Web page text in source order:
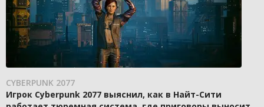
CYBERPUNK 2077
Игрок Cyberpunk 2077 выяснил, как в Найт-Сити